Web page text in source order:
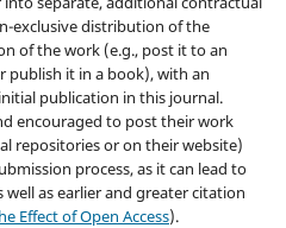
exclusive distribution of the
of the work (e.g., post it to an
it in a book), with an
publication in this journal.
encouraged to post their work
repositories or on their website)
process, as it can lead to
well as earlier and greater citation
Effect of Open Access).